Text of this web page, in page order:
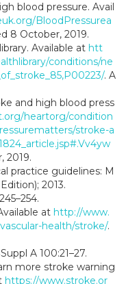
blood pressure. Avail
BloodPressurea
8 October, 2019.
Available at htt
conditions/ne
. A
and high blood press
heartorg/condition
stroke-a
2019.
practice guidelines: M
Edition); 2013.
at http://www.
health/stroke/.
A 100:21–27.
more stroke warning
https://www.stroke.or